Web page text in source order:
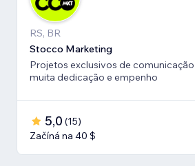
RS, BR
Stocco Marketing
Projetos exclusivos de
muita dedicação e empenho
5,0 (15)
Začíná na 40 $